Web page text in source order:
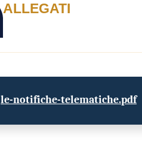
ALLEGATI
le-notifiche-telematiche.pdf